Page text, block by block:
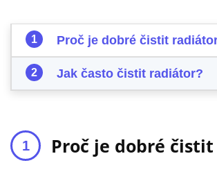
Proč je dobré čistit
Jak často čistit radiátor?
Proč je dobré